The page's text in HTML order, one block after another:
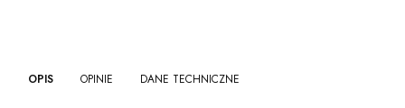
OPIS OPINIE DANE TECHNICZNE